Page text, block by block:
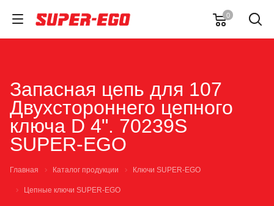
0
Запасная цепь для 107
Двухстороннего цепного
ключа D 4". 70239S
SUPER-EGO
Главная Каталог продукции Ключи SUPER-EGO
Цепные ключи SUPER-EGO